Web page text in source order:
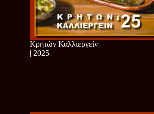
Κρητών Καλλιεργείν
| 2025